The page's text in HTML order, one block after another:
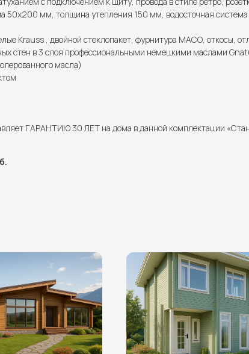
50х200 мм, толщина утепления 150 мм, водосточная
Krauss , двойной стеклопакет, фурнитура МАСО, откосы,
стен в 3 слоя профессиональными немецкими маслами
масла)
ГАРАНТИЮ 30 ЛЕТ на дома в данной комплектации